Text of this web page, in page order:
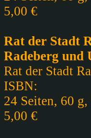
5,00 €
Rat der Stadt
Radeberg und
Rat der Stadt
ISBN:
24 Seiten, 60
5,00 €